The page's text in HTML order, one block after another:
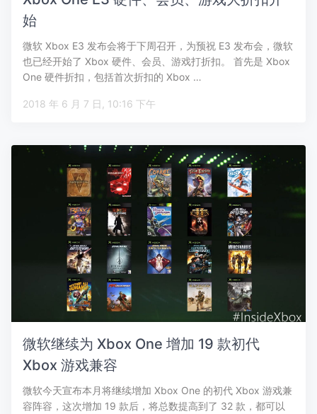
始
微软 Xbox E3 发布会将于下周召开，为预祝 E3 发布会，微软
也已经开始了 Xbox 硬件、会员、游戏打折扣。 首先是 Xbox
One 硬件折扣，包括首次折扣的 Xbox …
2018 年 6 月 7 日, 10:16 下午
微软继续为 Xbox One 增加 19 款初代
Xbox 游戏兼容
微软今天宣布本月将继续增加 Xbox One 的初代 Xbox 游戏兼
容阵容，这次增加 19 款后，将总数提高到了 32 款，都可以